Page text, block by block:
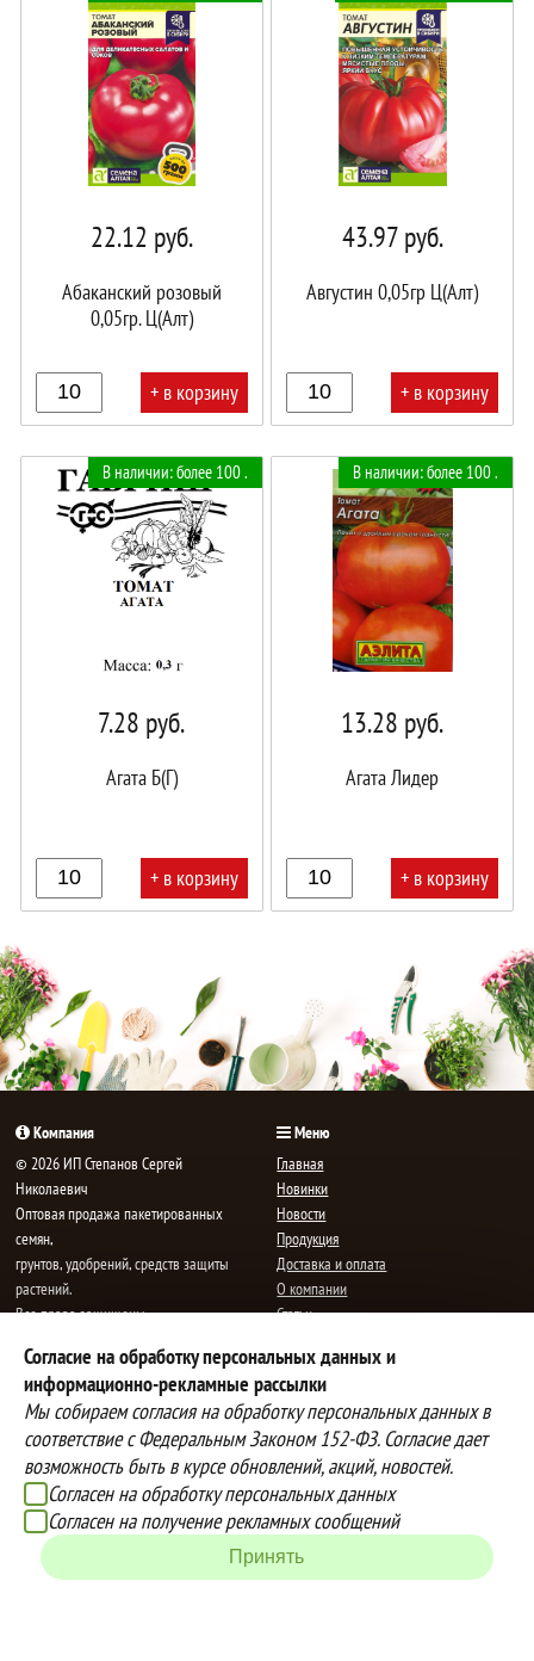
22.12 руб.
Абаканский розовый
0,05гр. Ц(Алт)
+ в корзину
корзине!
43.97руб.
Августин 0,05гр Ц(Алт)
+ в корзину
В наличии: более 100 .
7.28 руб.
Агата Б(Г)
+ в корзину
корзине!
В наличии: более 100 .
13.28 руб.
Агата Лидер
+ в корзину
Согласие на обработку персональных данных и
информационно-рекламные рассылки
Мы собираем согласия на обработку персональных данных в
соответствие с Федеральным Законом 152-ФЗ. Согласие дает
возможность быть в курсе обновлений, акций, новостей.
Согласен на обработку персональных данных
Согласен на получение рекламных сообщений
Принять
Компания
© 2026 ИП Степанов Сергей
Николаевич
Oптовая продажа пакетированных
семян,
грунтов, удобрений, средств защиты
растений.
Все права защищены.
E-mail:mail@semenauspeha.ru
Телефон: +7 (8352) 28-80-34
Адрес: г. Чебоксары, пр. Мира 76 А
Меню
Главная
Новинки
Новости
Продукция
Доставка и оплата
О компании
Статьи
Способы оплаты
Вы можете оплатить покупки
наличными при получении товара,
либо выбрать другой способ оплаты
Инструкция по оплате банковской
Доставка
Наша компания осуществляет
бесплатную
доставку до терминалов транспортных
компаний.